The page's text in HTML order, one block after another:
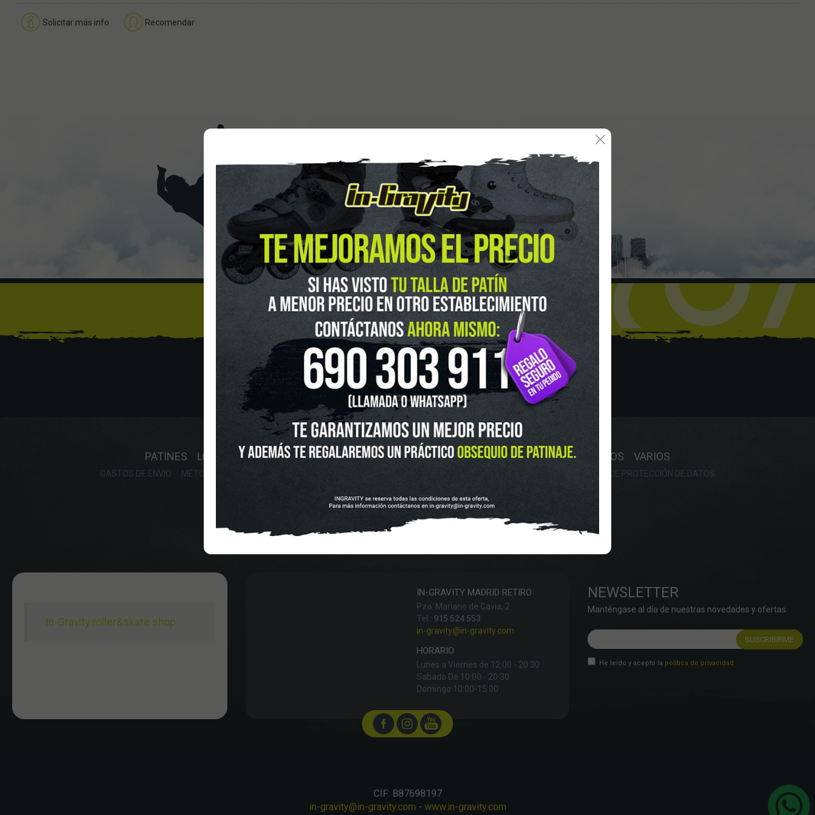
Solicitar más info Recomendar
Síguenos en Instagram@ingravityshop
OUTLET NOVEDADES CLUBS Y ASOCIACIONES SITUACIÓN Y HORARIO
PATINES LONGBOARD SKATEBOARD SCOOTER PROTECCIONES ACCESORIOS RECAMBIOS VARIOS
GASTOS DE ENVIO MÉTODOS DE PAGO, DEVOLUCIONES Y DATOS DE INTERÉS POLÍTICA DE PROTECCIÓN DE DATOS
FINANCIA CON:
In-Gravity roller&skate shop
IN-GRAVITY MADRID RETIRO
Pza. Mariano de Cavia, 2
Tel.: 915 524 553
in-gravity@in-gravity.com
HORARIO
Lunes a Viernes de 12:00 - 20:30
Sabado De 10:00 - 20:30
Domingo 10:00-15:00
NEWSLETTER
Manténgase al día de nuestras novedades y ofertas
He leído y acepto la política de privacidad
CIF: B87698197
in-gravity@in-gravity.com - www.in-gravity.com